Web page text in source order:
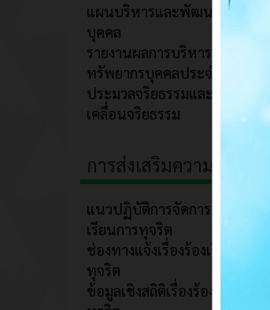
แผนบริหารและพัฒนาทรัพยากร
บุคคล
รายงานผลการบริหารและพัฒนา
ทรัพยากรบุคคลประจำปี
ประมวลจริยธรรมและการขับ
เคลื่อนจริยธรรม
การส่งเสริมความโปร่งใส
แนวปฏิบัติการจัดการเรื่องร้อง
เรียนการทุจริต
ช่องทางแจ้งเรื่องร้องเรียนการ
ทุจริต
ข้อมูลเชิงสถิติเรื่องร้องเรียนการ